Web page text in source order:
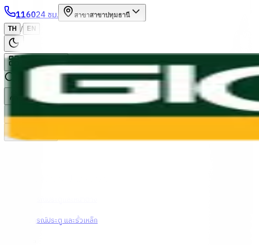
116024 ชม. สาขาสาขาปทุมธานี
TH
/ EN
หมวดหมู่สินค้า
ค้นหา
บัญชีของฉัน
Previous slide
อุปกรณ์ประตู และรั้วเหล็ก